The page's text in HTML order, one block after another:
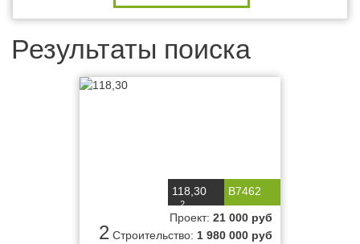
Результаты поиска
B7462
118,30
м2
2
Проект: 21 000 руб
Строительство: 1 980 000 руб